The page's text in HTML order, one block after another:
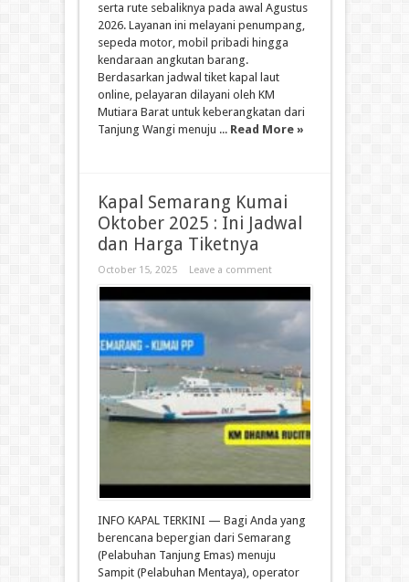
serta rute sebaliknya pada awal Agustus
2026. Layanan ini melayani penumpang,
sepeda motor, mobil pribadi hingga
kendaraan angkutan barang.
Berdasarkan jadwal tiket kapal laut
online, pelayaran dilayani oleh KM
Mutiara Barat untuk keberangkatan dari
Tanjung Wangi menuju ... Read More »
Kapal Semarang Kumai
Oktober 2025 : Ini Jadwal
dan Harga Tiketnya
October 15, 2025 Leave a comment
INFO KAPAL TERKINI — Bagi Anda yang
berencana bepergian dari Semarang
(Pelabuhan Tanjung Emas) menuju
Sampit (Pelabuhan Mentaya), operator